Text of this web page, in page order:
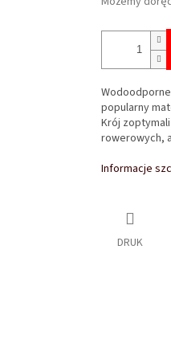
popularny
Krój
rowerowych,
Informacje
DRUK